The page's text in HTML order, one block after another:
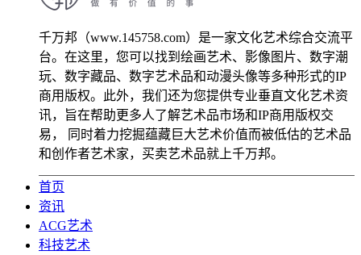
千万邦（www.145758.com）是一家文化艺术综合交流平
台。在这里，您可以找到绘画艺术、影像图片、数字潮
玩、数字藏品、数字艺术品和动漫头像等多种形式的IP
商用版权。此外，我们还为您提供专业垂直文化艺术资
讯，旨在帮助更多人了解艺术品市场和IP商用版权交
易， 同时着力挖掘蕴藏巨大艺术价值而被低估的艺术品
和创作者艺术家，买卖艺术品就上千万邦。
首页
资讯
ACG艺术
科技艺术